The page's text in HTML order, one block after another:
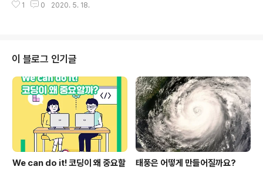
설명 교육부는 중앙사고수습본부‧중앙방역대책본부 및 식
며, 5.6.(수)부터 ‘생활 속 거리두기’로 전환됨에 따라 등교
수업을 위해 방역당국과 공동으로 해당 지침을 보완(’20.
5.7. 시행)하여 각 시도교육청을 통해 전국 학교에 제공하
였습니다. 지침 구성 ​• 코로나19 대응을 위한 학교 관리체
계(역할분담) 및 유관기관 협조체계 구성 • 코로나19 감염
예방 관리를 ..
1 0 2020. 5. 18.
이 블로그 인기글
We can do it! 코딩이 왜 중요할
태풍은 어떻게 만들어질까요?